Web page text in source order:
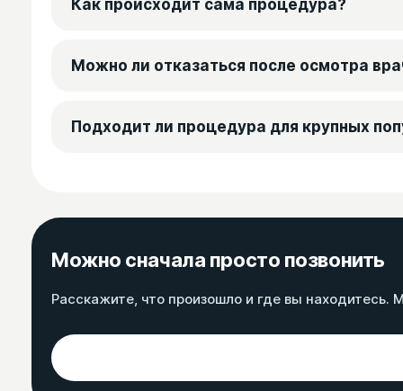
Как происходит сама процедура?
Можно ли отказаться после осмотра
Подходит ли процедура для крупных
Можно сначала просто позвонить
Расскажите, что произошло и где вы находитесь.